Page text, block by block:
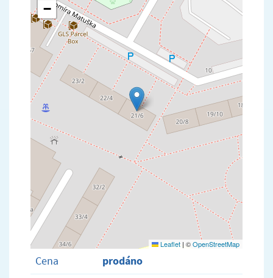
−
Leaflet | ©OpenStreetMap
Cena
prodáno